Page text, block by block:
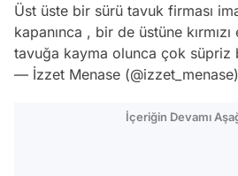
Üst üste bir sürü tavuk firması
kapanınca , bir de üstüne
tavuğa kayma olunca çok süpriz
— İzzet Menase (@izzet_menase)
İçeriğin Devamı